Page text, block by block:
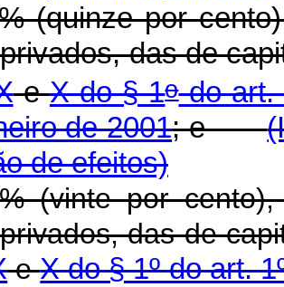
(quinze por
das de
eX do § 1odo art.
de 2001; e
de efeitos)
(vinte por
das de
eX do § 1º do art.